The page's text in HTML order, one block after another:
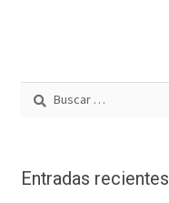
Entradas recientes